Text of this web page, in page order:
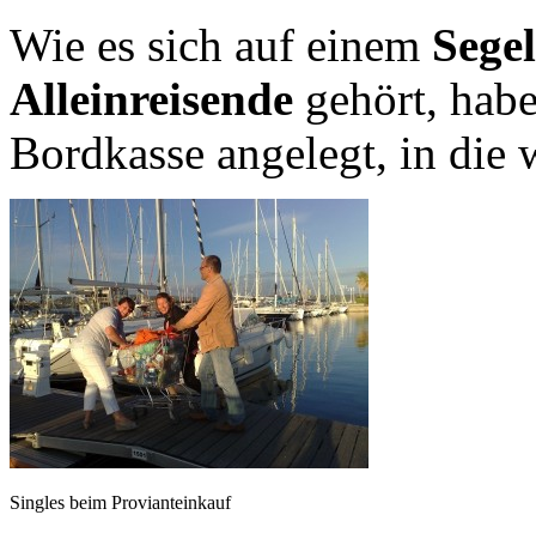
Wie es sich auf einem
Alleinreisende gehört,
Bordkasse angelegt, in die
Singles beim Provianteinkauf